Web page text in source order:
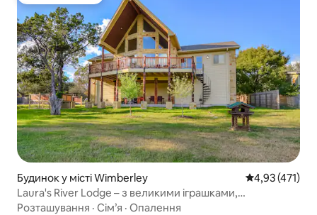
Будинок у місті Wimberley Середня
4,93 (471)
Laura's River Lodge – з великими іграшками,
байдарками, надувними кругами!
Розташування · Сім’я · Опалення